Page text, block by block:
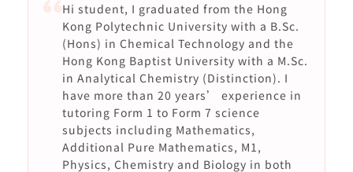
Hi student, I graduated from the Hong
Kong Polytechnic University with a B.Sc.
(Hons) in Chemical Technology and the
Hong Kong Baptist University with a M.Sc.
in Analytical Chemistry (Distinction). I
have more than 20 years’ experience in
tutoring Form 1 to Form 7 science
subjects including Mathematics,
Additional Pure Mathematics, M1,
Physics, Chemistry and Biology in both